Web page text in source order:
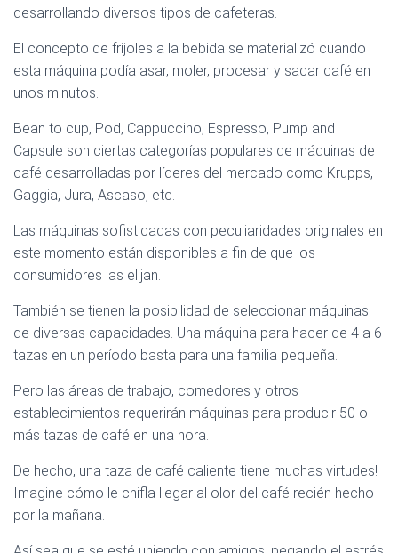
desarrollando diversos tipos de cafeteras.
El concepto de frijoles a la bebida se materializó cuando
esta máquina podía asar, moler, procesar y sacar café en
unos minutos.
Bean to cup, Pod, Cappuccino, Espresso, Pump and
Capsule son ciertas categorías populares de máquinas de
café desarrolladas por líderes del mercado como Krupps,
Gaggia, Jura, Ascaso, etc.
Las máquinas sofisticadas con peculiaridades originales en
este momento están disponibles a fin de que los
consumidores las elijan.
También se tienen la posibilidad de seleccionar máquinas
de diversas capacidades. Una máquina para hacer de 4 a 6
tazas en un período basta para una familia pequeña.
Pero las áreas de trabajo, comedores y otros
establecimientos requerirán máquinas para producir 50 o
más tazas de café en una hora.
De hecho, una taza de café caliente tiene muchas virtudes!
Imagine cómo le chifla llegar al olor del café recién hecho
por la mañana.